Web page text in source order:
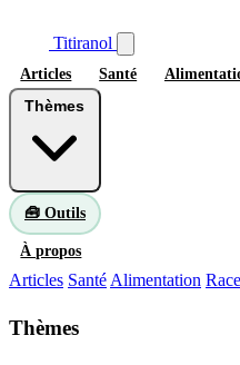
Titiranol
Articles Santé
🧰 Outils
À propos
Articles Santé Alimentation
Thèmes